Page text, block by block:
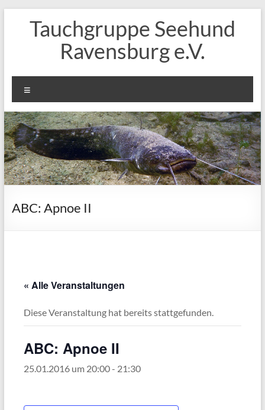
springenTauchgruppe Seehund
Ravensburg e.V.
ABC: Apnoe II
« Alle Veranstaltungen
Diese Veranstaltung hat bereits stattgefunden.
ABC: Apnoe II
25.01.2016 um 20:00- 21:30